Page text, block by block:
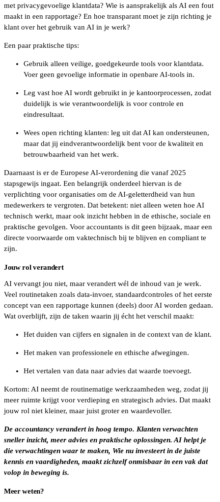
met privacygevoelige klantdata? Wie is aansprakelijk als AI een fout
maakt in een rapportage? En hoe transparant moet je zijn richting je
klant over het gebruik van AI in je werk?
Een paar praktische tips:
Gebruik alleen veilige, goedgekeurde tools voor klantdata.
Voer geen gevoelige informatie in openbare AI-tools in.
Leg vast hoe AI wordt gebruikt in je kantoorprocessen, zodat
duidelijk is wie verantwoordelijk is voor controle en
eindresultaat.
Wees open richting klanten: leg uit dat AI kan ondersteunen,
maar dat jij eindverantwoordelijk bent voor de kwaliteit en
betrouwbaarheid van het werk.
Daarnaast is er de Europese AI-verordening die vanaf 2025
stapsgewijs ingaat. Een belangrijk onderdeel hiervan is de
verplichting voor organisaties om de AI-geletterdheid van hun
medewerkers te vergroten. Dat betekent: niet alleen weten hoe AI
technisch werkt, maar ook inzicht hebben in de ethische, sociale en
praktische gevolgen. Voor accountants is dit geen bijzaak, maar een
directe voorwaarde om vaktechnisch bij te blijven en compliant te
zijn.
Jouw rol verandert
AI vervangt jou niet, maar verandert wél de inhoud van je werk.
Veel routinetaken zoals data-invoer, standaardcontroles of het eerste
concept van een rapportage kunnen (deels) door AI worden gedaan.
Wat overblijft, zijn de taken waarin jij écht het verschil maakt:
Het duiden van cijfers en signalen in de context van de klant.
Het maken van professionele en ethische afwegingen.
Het vertalen van data naar advies dat waarde toevoegt.
Kortom: AI neemt de routinematige werkzaamheden weg, zodat jij
meer ruimte krijgt voor verdieping en strategisch advies. Dat maakt
jouw rol niet kleiner, maar juist groter en waardevoller.
De accountancy verandert in hoog tempo. Klanten verwachten
sneller inzicht, meer advies en praktische oplossingen. AI helpt je
die verwachtingen waar te maken, Wie nu investeert in de juiste
kennis en vaardigheden, maakt zichzelf onmisbaar in een vak dat
volop in beweging is.
Meer weten?